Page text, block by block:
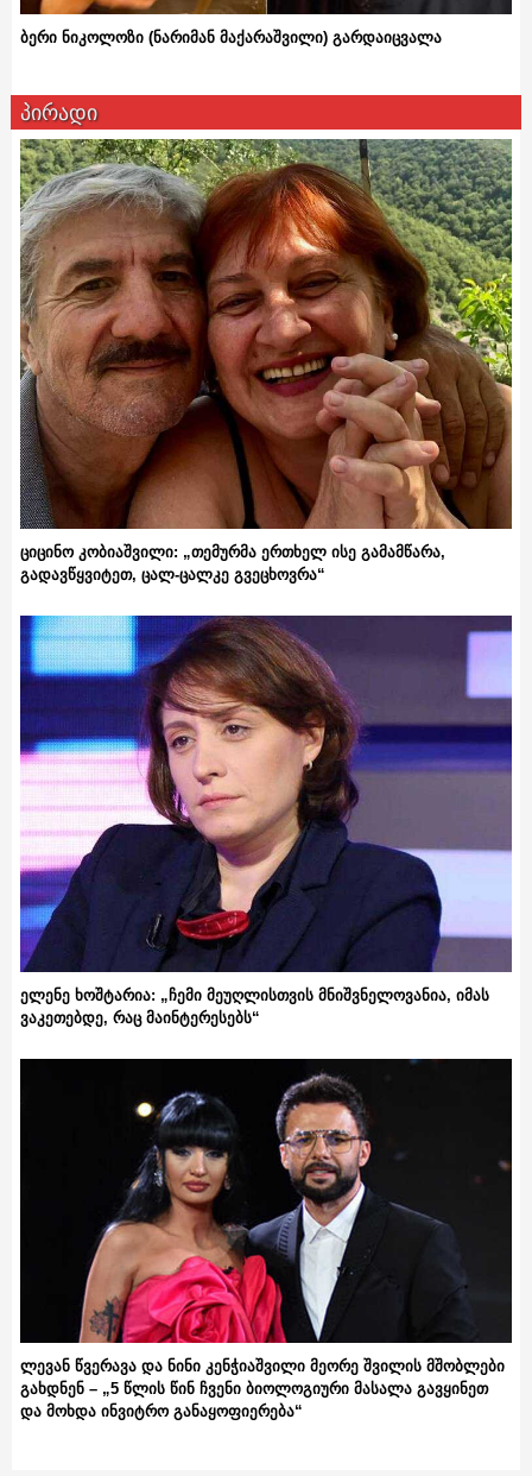
ბერი ნიკოლოზი (ნარიმან მაქარაშვილი) გარდაიცვალა
პირადი
ციცინო კობიაშვილი: „თემურმა ერთხელ ისე გამამწარა,
გადავწყვიტეთ, ცალ-ცალკე გვეცხოვრა“
ელენე ხოშტარია: „ჩემი მეუღლისთვის მნიშვნელოვანია, იმას
ვაკეთებდე, რაც მაინტერესებს“
ლევან წვერავა და ნინი კენჭიაშვილი მეორე შვილის მშობლები
გახდნენ – „5 წლის წინ ჩვენი ბიოლოგიური მასალა გავყინეთ
და მოხდა ინვიტრო განაყოფიერება“